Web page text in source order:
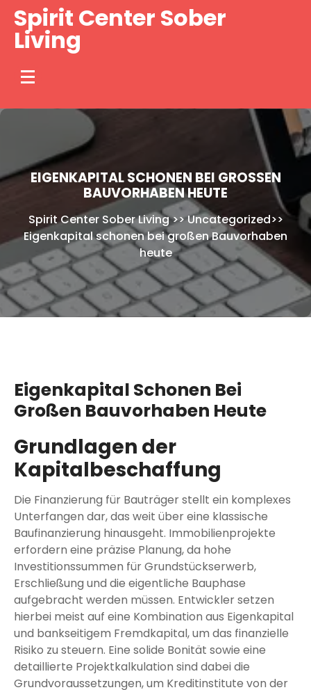
Skip
content
Spirit Center Sober
Living
EIGENKAPITAL SCHONEN BEI GROSSEN B
AUVORHABEN HEUTE
Spirit Center Sober Living>>Uncategorized>>
Eigenkapital schonen bei großen Bauvorhaben
heute
Eigenkapital Schonen Bei
Großen Bauvorhaben Heute
Grundlagen der
Kapitalbeschaffung
Die Finanzierung für Bauträger stellt ein komplexes
Unterfangen dar, das weit über eine klassische
Baufinanzierung hinausgeht. Immobilienprojekte
erfordern eine präzise Planung, da hohe
Investitionssummen für Grundstückserwerb,
Erschließung und die eigentliche Bauphase
aufgebracht werden müssen. Entwickler setzen
hierbei meist auf eine Kombination aus Eigenkapital
und bankseitigem Fremdkapital, um das finanzielle
Risiko zu steuern. Eine solide Bonität sowie eine
detaillierte Projektkalkulation sind dabei die
Grundvoraussetzungen, um Kreditinstitute von der